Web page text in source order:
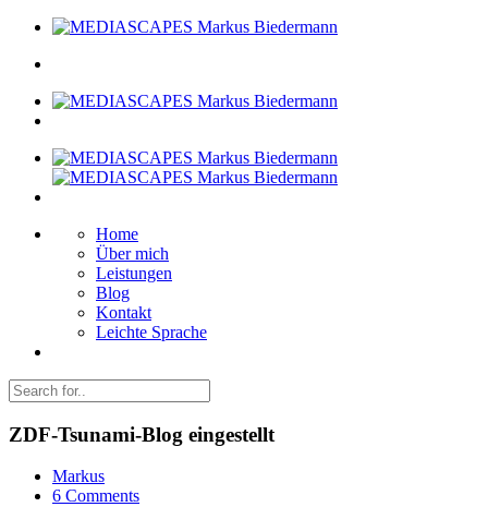
Home
Über mich
Leistungen
Blog
Kontakt
Leichte Sprache
ZDF-Tsunami-Blog eingestellt
Markus
6 Comments